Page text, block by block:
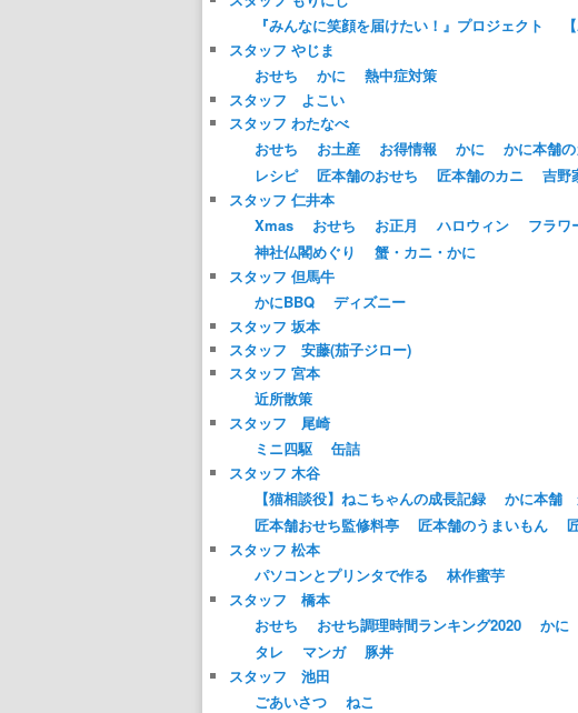
『みんなに笑顔を届けたい！』プロジェクト
スタッフ やじま
おせち
かに
熱中症対策
スタッフ よこい
スタッフ わたなべ
おせち
お土産 お得情報 かに かに本舗
レシピ
匠本舗のおせち 匠本舗のカニ 吉野
スタッフ 仁井本
Xmas
おせち お正月 ハロウィン
フラワ
神社仏閣めぐり
蟹・カニ・かに
スタッフ 但馬牛
かにBBQ
ディズニー
スタッフ 坂本
スタッフ 安藤(茄子ジロー)
スタッフ 宮本
近所散策
スタッフ 尾崎
ミニ四駆
缶詰
スタッフ 木谷
【猫相談役】ねこちゃんの成長記録
かに本舗
匠本舗おせち監修料亭
匠本舗のうまいもん
スタッフ 松本
パソコンとプリンタで作る
林作蜜芋
スタッフ 橋本
おせち
おせち調理時間ランキング2020 かに
タレ
マンガ
豚丼
スタッフ 池田
ごあいさつ
ねこ